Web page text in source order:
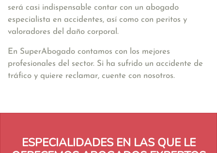
será casi indispensable contar con un abogado
especialista en accidentes, así como con peritos y
valoradores del daño corporal.
En SuperAbogado contamos con los mejores
profesionales del sector. Si ha sufrido un accidente de
tráfico y quiere reclamar, cuente con nosotros.
ESPECIALIDADES EN LAS QUE LE